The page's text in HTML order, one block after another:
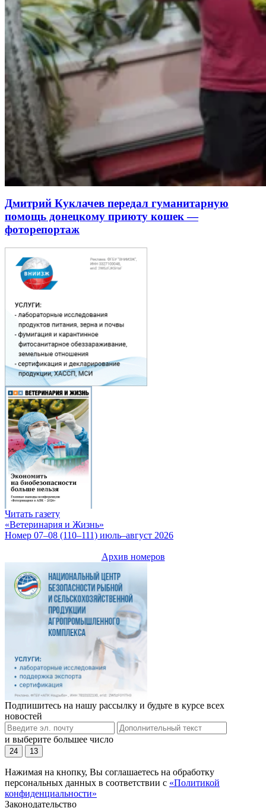
Дмитрий Куклачев передал гуманитарную
помощь донецкому приюту кошек —
фоторепортаж
Читать газету
«Ветеринария и Жизнь»
Номер 07–08 (110–111) июль–август 2026
Архив номеров
Подпишитесь на нашу рассылку и будьте в курсе всех
новостей
и выберите большее число
24 13
Нажимая на кнопку, Вы соглашаетесь на обработку
персональных данных в соответствии с «Политикой
конфиденциальности»
Законодательство